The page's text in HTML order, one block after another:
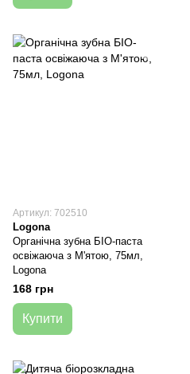
Артикул: 702510
Logona
Органічна зубна БІО-паста
освіжаюча з М'ятою, 75мл,
Logona
168 грн
Купити